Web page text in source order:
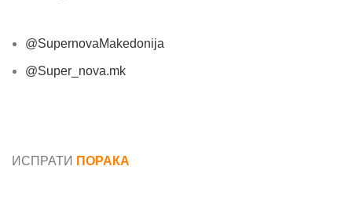
@SupernovaMakedonija
@Super_nova.mk
ИСПРАТИ ПОРАКА